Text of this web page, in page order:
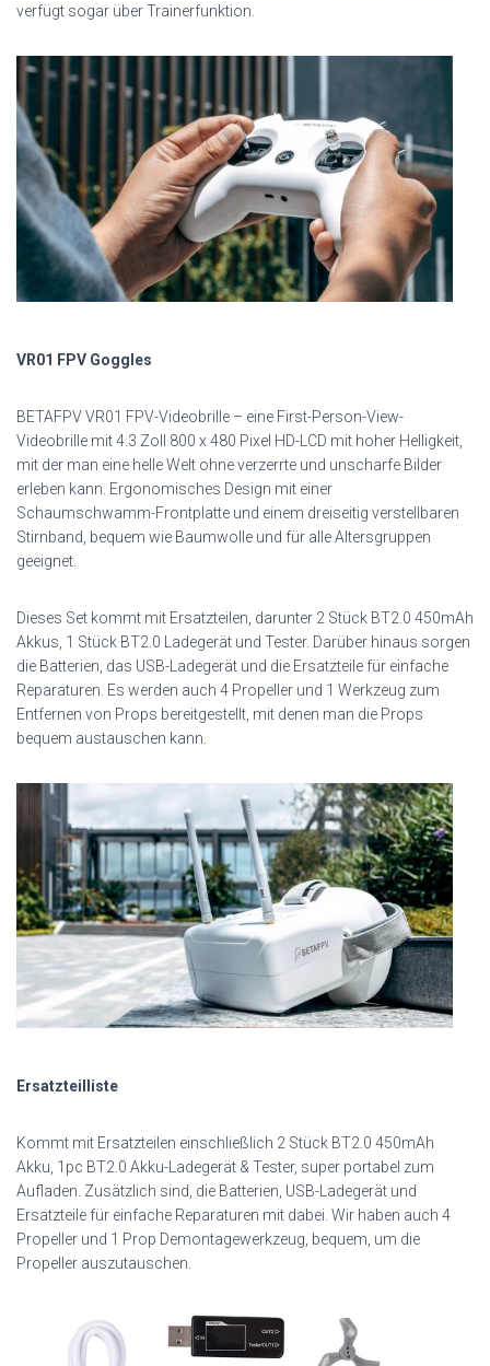
verfügt sogar über Trainerfunktion.
VR01 FPV Goggles
BETAFPV VR01 FPV-Videobrille – eine First-Person-View-
Videobrille mit 4.3 Zoll 800 x 480 Pixel HD-LCD mit hoher Helligkeit,
mit der man eine helle Welt ohne verzerrte und unscharfe Bilder
erleben kann. Ergonomisches Design mit einer
Schaumschwamm-Frontplatte und einem dreiseitig verstellbaren
Stirnband, bequem wie Baumwolle und für alle Altersgruppen
geeignet.
Dieses Set kommt mit Ersatzteilen, darunter 2 Stück BT2.0 450mAh
Akkus, 1 Stück BT2.0 Ladegerät und Tester. Darüber hinaus sorgen
die Batterien, das USB-Ladegerät und die Ersatzteile für einfache
Reparaturen. Es werden auch 4 Propeller und 1 Werkzeug zum
Entfernen von Props bereitgestellt, mit denen man die Props
bequem austauschen kann.
Ersatzteilliste
Kommt mit Ersatzteilen einschließlich 2 Stück BT2.0 450mAh
Akku, 1pc BT2.0 Akku-Ladegerät & Tester, super portabel zum
Aufladen. Zusätzlich sind, die Batterien, USB-Ladegerät und
Ersatzteile für einfache Reparaturen mit dabei. Wir haben auch 4
Propeller und 1 Prop Demontagewerkzeug, bequem, um die
Propeller auszutauschen.